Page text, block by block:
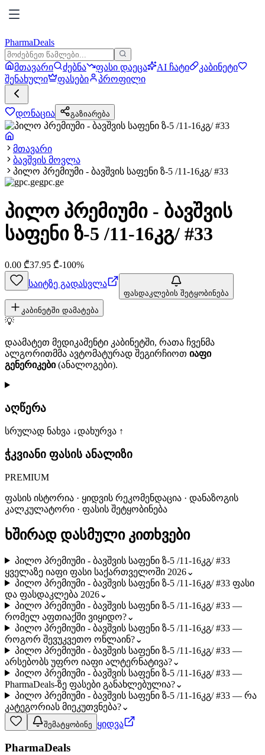
PharmaDeals
მთავარი ძებნა ფასი დაეცა AI ჩატი
კაბინეტი
შენახული
ფასები პროფილი
დონაცია გაზიარება
მთავარი
ბავშვის მოვლა
პილო პრემიუმი - ბავშვის საფენი ზ-5 /11-16კგ/ #33
gpc.ge
პილო პრემიუმი - ბავშვის
საფენი ზ-5 /11-16კგ/ #33
0.00 ₾37.95 ₾-100%
საიტზე გადასვლა
ფასდაკლების შეტყობინება
კაბინეტში დამატება
💡
დაამატეთ მედიკამენტი კაბინეტში, რათა ჩვენმა
ალგორითმმა ავტომატურად შეგირჩიოთ იაფი
გენერიკები(ანალოგები).
აღწერა
სრულად ნახვა ↓დახურვა ↑
ჭკვიანი ფასის ანალიზი
PREMIUM
ფასის ისტორია · ყიდვის რეკომენდაცია · დანაზოგის
კალკულატორი · ფასის შეტყობინება
ხშირად დასმული კითხვები
პილო პრემიუმი - ბავშვის საფენი ზ-5 /11-16კგ/ #33
ყველაზე იაფი ფასი საქართველოში 2026⌄
პილო პრემიუმი - ბავშვის საფენი ზ-5 /11-16კგ/ #33 ფასი
და ფასდაკლება 2026⌄
პილო პრემიუმი - ბავშვის საფენი ზ-5 /11-16კგ/ #33 —
რომელ აფთიაქში ვიყიდო?⌄
პილო პრემიუმი - ბავშვის საფენი ზ-5 /11-16კგ/ #33 —
როგორ შევუკვეთო ონლაინ?⌄
პილო პრემიუმი - ბავშვის საფენი ზ-5 /11-16კგ/ #33 —
არსებობს უფრო იაფი ალტერნატივა?⌄
პილო პრემიუმი - ბავშვის საფენი ზ-5 /11-16კგ/ #33 —
PharmaDeals-ზე ფასები განახლებულია?⌄
პილო პრემიუმი - ბავშვის საფენი ზ-5 /11-16კგ/ #33 — რა
კატეგორიას მიეკუთვნება?⌄
შემატყობინე ყიდვა
PharmaDeals